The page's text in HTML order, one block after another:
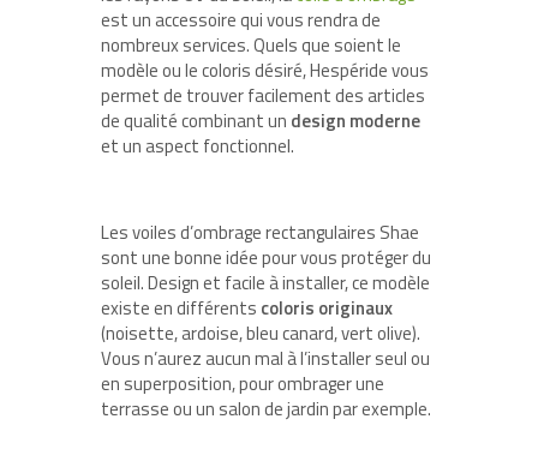
est un accessoire qui vous rendra de
nombreux services. Quels que soient le
modèle ou le coloris désiré, Hespéride vous
permet de trouver facilement des articles
de qualité combinant un design moderne
et un aspect fonctionnel.
Les voiles d’ombrage rectangulaires Shae
sont une bonne idée pour vous protéger du
soleil. Design et facile à installer, ce modèle
existe en différents coloris originaux
(noisette, ardoise, bleu canard, vert olive).
Vous n’aurez aucun mal à l’installer seul ou
en superposition, pour ombrager une
terrasse ou un salon de jardin par exemple.